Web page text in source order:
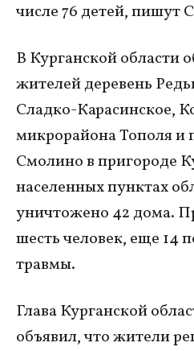
числе 76 детей, пишут
В Курганской области
жителей деревень
Сладко-Карасинское,
микрорайона Тополя и
Смолино в пригороде
населенных пунктах
уничтожено 42 дома.
шесть человек, еще 14
травмы.
Глава Курганской
объявил, что жители